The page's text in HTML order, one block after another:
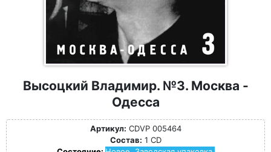
Высоцкий Владимир. №3. Москва -
Одесса
Артикул: CDVP 005464
Состав: 1 CD